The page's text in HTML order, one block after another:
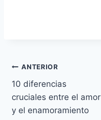
Navegación
de
entradas
ANTERIOR
10 diferencias
cruciales entre el amor
y el enamoramiento